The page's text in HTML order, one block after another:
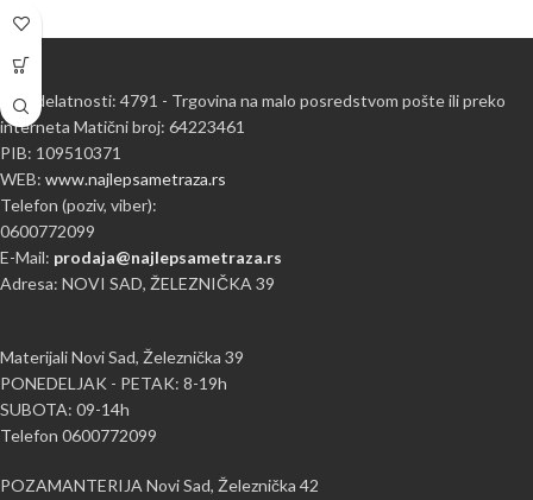
Šifra delatnosti: 4791 - Trgovina na malo posredstvom pošte ili preko
interneta Matični broj: 64223461
PIB: 109510371
WEB: www.najlepsametraza.rs
Telefon (poziv, viber):
0600772099
E-Mail: prodaja@najlepsametraza.rs
Adresa: NOVI SAD, ŽELEZNIČKA 39
Materijali Novi Sad, Železnička 39
PONEDELJAK - PETAK: 8-19h
SUBOTA: 09-14h
Telefon 0600772099
POZAMANTERIJA Novi Sad, Železnička 42